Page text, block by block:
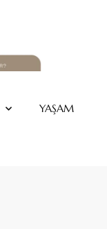
YAŞAM